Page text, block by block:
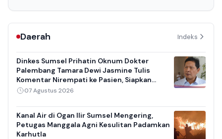
Daerah Indeks
Dinkes Sumsel Prihatin Oknum Dokter
Palembang Tamara Dewi Jasmine Tulis
Komentar Nirempati ke Pasien, Siapkan
Sanksi Teguran
07 Agustus 2026
Kanal Air di Ogan Ilir Sumsel Mengering,
Petugas Manggala Agni Kesulitan Padamkan
Karhutla